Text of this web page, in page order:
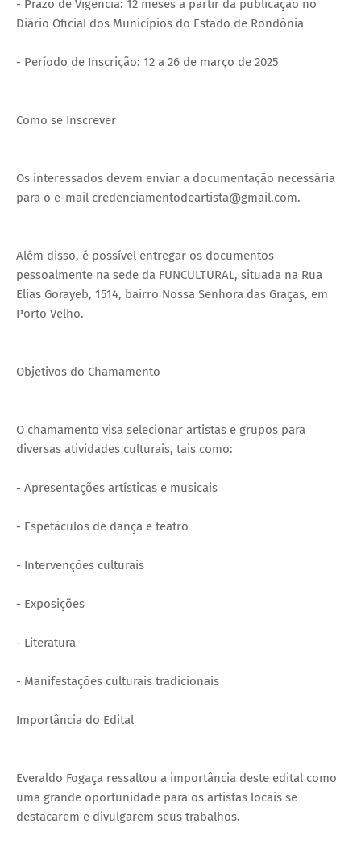
- Prazo de Vigência: 12 meses a partir da publicação no
Diário Oficial dos Municípios do Estado de Rondônia
- Período de Inscrição: 12 a 26 de março de 2025
Como se Inscrever
Os interessados devem enviar a documentação necessária
para o e-mail credenciamentodeartista@gmail.com.
Além disso, é possível entregar os documentos
pessoalmente na sede da FUNCULTURAL, situada na Rua
Elias Gorayeb, 1514, bairro Nossa Senhora das Graças, em
Porto Velho.
Objetivos do Chamamento
O chamamento visa selecionar artistas e grupos para
diversas atividades culturais, tais como:
- Apresentações artísticas e musicais
- Espetáculos de dança e teatro
- Intervenções culturais
- Exposições
- Literatura
- Manifestações culturais tradicionais
Importância do Edital
Everaldo Fogaça ressaltou a importância deste edital como
uma grande oportunidade para os artistas locais se
destacarem e divulgarem seus trabalhos.